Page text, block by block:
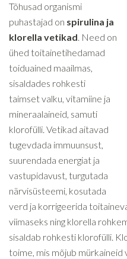
Tõhusad organismi
puhastajad on spirulina ja
klorella vetikad. Need on
ühed toitainetihedamad
toiduained maailmas,
sisaldades rohkesti
taimset valku, vitamiine ja
mineraalaineid, samuti
klorofülli. Vetikad aitavad
tugevdada immuunsust,
suurendada energiat ja
vastupidavust, turgutada
närvisüsteemi, kosutada
verd ja korrigeerida
viimaseks ning klorella
sisaldab rohkesti klorofülli.
toime, mis mõjub